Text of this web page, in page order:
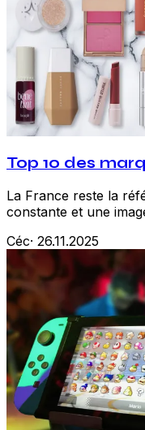
Top 10 des
La France reste la
constante et une
Céc· 26.11.2025